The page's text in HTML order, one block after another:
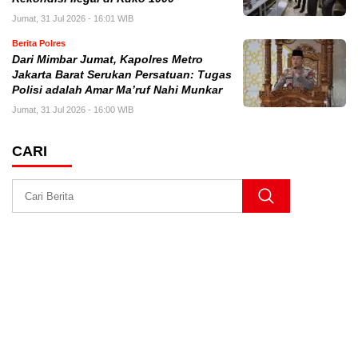
Jumat, 31 Jul 2026 - 16:01 WIB
Berita Polres
Dari Mimbar Jumat, Kapolres Metro
Jakarta Barat Serukan Persatuan: Tugas
Polisi adalah Amar Ma’ruf Nahi Munkar
Jumat, 31 Jul 2026 - 16:00 WIB
CARI